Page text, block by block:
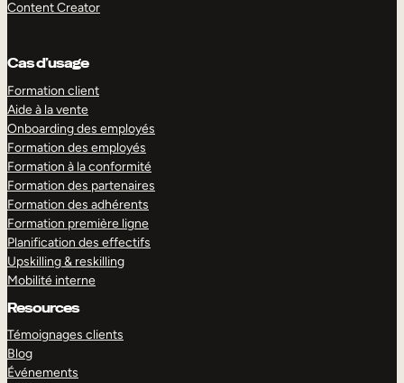
Content Creator
Cas d’usage
Formation client
Aide à la vente
Onboarding des employés
Formation des employés
Formation à la conformité
Formation des partenaires
Formation des adhérents
Formation première ligne
Planification des effectifs
Upskilling & reskilling
Mobilité interne
Resources
Témoignages clients
Blog
Événements